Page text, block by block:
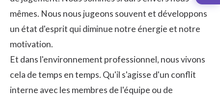
mêmes. Nous nous jugeons souvent et développons
un état d'esprit qui diminue notre énergie et notre
motivation.
Et dans l'environnement professionnel, nous vivons
cela de temps en temps. Qu'il s'agisse d'un conflit
interne avec les membres de l'équipe ou de